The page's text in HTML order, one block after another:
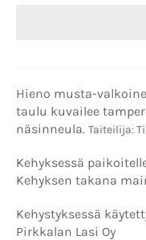
Hieno musta-
taulu kuvailee
näsinneula. Taiteilija:
Kehyksessä
Kehyksen takana
Kehystyksessä
Pirkkalan Lasi Oy